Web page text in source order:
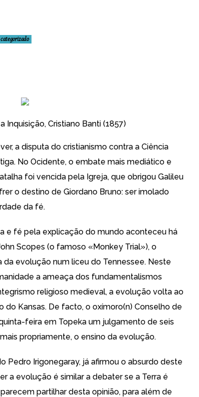
categorizado
Inquisição, Cristiano Banti (1857)
a disputa do cristianismo contra a Ciência
No Ocidente, o embate mais mediático e
foi vencida pela Igreja, que obrigou Galileu
o destino de Giordano Bruno: ser imolado
da fé.
e fé pela explicação do mundo aconteceu há
Scopes (o famoso «Monkey Trial»), o
evolução num liceu do Tennessee. Neste
a ameaça dos fundamentalismos
religioso medieval, a evolução volta ao
do Kansas. De facto, o oxímoro(n) Conselho de
feira em Topeka um julgamento de seis
propriamente, o ensino da evolução.
Pedro Irigonegaray, já afirmou o absurdo deste
a evolução é similar a debater se a Terra é
partilhar desta opinião, para além de